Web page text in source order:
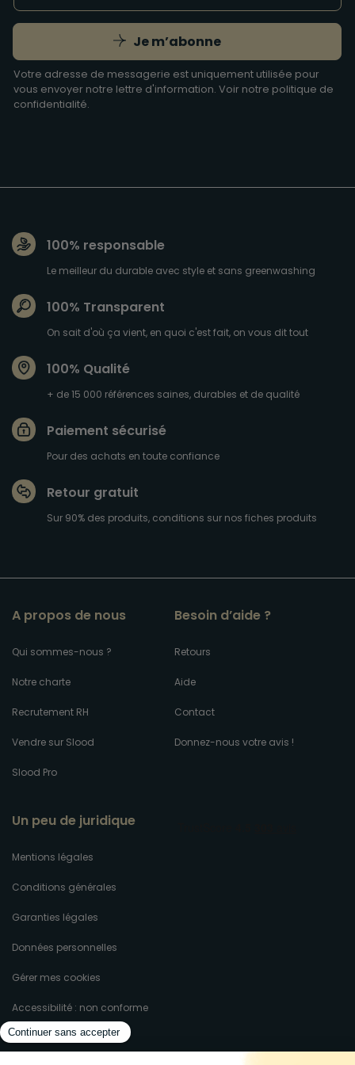
Je m’abonne
Votre adresse de messagerie est uniquement utilisée pour
vous envoyer notre lettre d'information. Voir notre politique de
confidentialité.
100% responsable
Le meilleur du durable avec style et sans greenwashing
100% Transparent
On sait d'où ça vient, en quoi c'est fait, on vous dit tout
100% Qualité
+ de 15 000 références saines, durables et de qualité
Paiement sécurisé
Pour des achats en toute confiance
Retour gratuit
Sur 90% des produits, conditions sur nos fiches produits
A propos de nous
Qui sommes-nous ?
Notre charte
Recrutement RH
Vendre sur Slood
Slood Pro
Besoin d’aide ?
Retours
Aide
Contact
Donnez-nous votre avis !
Un peu de juridique
Mentions légales
Conditions générales
Garanties légales
Données personnelles
Gérer mes cookies
Accessibilité : non conforme